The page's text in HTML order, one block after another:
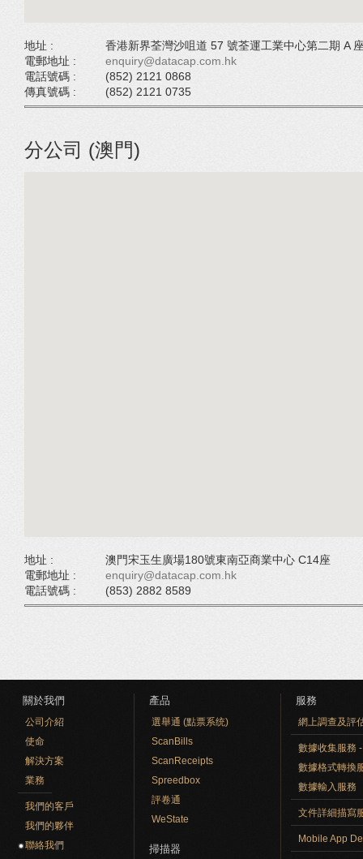
地址 :
香港新界荃灣沙咀道 57 號荃運工業中心第二期 A
電郵地址 :
enquiry@datacap.com.hk
電話號碼 :
(852) 2121 0868
傳真號碼 :
(852) 2121 0735
分公司 (澳門)
地址 :
澳門宋玉生廣場180號東南亞商業中心 C14座
電郵地址 :
enquiry@datacap.com.hk
電話號碼 :
(853) 2882 8589
關於我們
公司介紹
使命
解決方案
業務
我們的客戶
我們的夥伴
聯絡我們
產品
選舉通 (點票系统)
ScanBills
ScanReceipts
Spreedbox
評卷通
WeState
掃描器
服務
網上調查及評
數據收集服務
數據格式轉換
數據輸入服務
文件詳細描寫
Mobile App